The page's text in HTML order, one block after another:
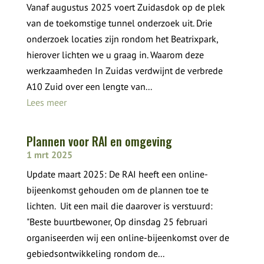
Vanaf augustus 2025 voert Zuidasdok op de plek
van de toekomstige tunnel onderzoek uit. Drie
onderzoek locaties zijn rondom het Beatrixpark,
hierover lichten we u graag in. Waarom deze
werkzaamheden In Zuidas verdwijnt de verbrede
A10 Zuid over een lengte van...
Lees meer
Plannen voor RAI en omgeving
1 mrt 2025
Update maart 2025: De RAI heeft een online-
bijeenkomst gehouden om de plannen toe te
lichten. Uit een mail die daarover is verstuurd:
"Beste buurtbewoner, Op dinsdag 25 februari
organiseerden wij een online-bijeenkomst over de
gebiedsontwikkeling rondom de...